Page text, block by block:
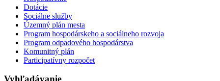
Dotácie
Sociálne služby
Územný plán mesta
Program hospodárskeho a sociálneho rozvoja
Program odpadového hospodárstva
Komunitný plán
Participatívny rozpočet